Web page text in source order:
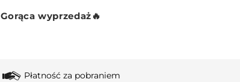
Gorąca wyprzedaż🔥
Płatność za pobraniem